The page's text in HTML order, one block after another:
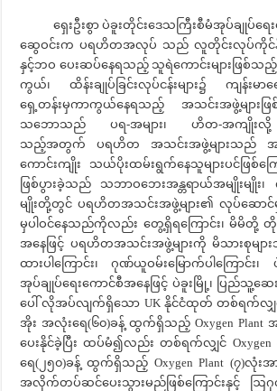
ရှေးဦးစွာ ပဲခူးတိုင်းဒေသကြီးစီမံအုပ်ချုပ်ရေးက
ဆွေဝင်းက ပရဟိတအလုပ် သည် လူတိုင်းလုပ်ကိုင်နိုင်
နှင့်ဘဝ ပေးဆပ်နေရသည့် သူရဲကောင်းများဖြစ်သ
ကွယ်၊ ထိန်းချုပ်ခြင်းလုပ်ငန်းများ၌ ကျန်းမာရ
ရှေ့တန်းမှကာကွယ်နေရသည့် အသင်းအဖွဲ့များဖြ
သဘောသည် ပရ-အများ၊ ဟိတ-အကျိုးလို့
သည့်အတွက် ပရဟိတ အသင်းအဖွဲ့များသည် အမျ
ကောင်းကျိုး သယ်ပိုးထမ်းရွက်နေသူများပင်ဖြစ်ကြေ
ဖြစ်ပွားခဲ့သည် သဘာဝဘေးအန္တရာယ်အမျိုးမျိုး၊
မျိုးတို့တွင် ပရဟိတအသင်းအဖွဲ့များ၏ လုပ်ဆော
မှပါဝင်နေသည်ကိုလည်း တွေ့ရှိရကြောင်း၊ မိမိတို့ တို
အနေဖြင့် ပရဟိတအသင်းအဖွဲ့များကို မိသားစုမ
ထားပါကြောင်း၊ ဂုဏ်ယူဝမ်းမြောက်ပါကြောင်း၊
အုပ်ချုပ်ရေးကောင်စီအနေဖြင့် ပဲခူးမြို့၊ ပြည်သူ့
ပေါ် လိုအပ်လျက်ရှိသော UK နိုင်ငံထုတ် တစ်ရက်လျှင်
အိုး အလုံးရေ(၆၀)ခန့် ထွက်ရှိသည့် Oxygen Plant
ပေးနိုင်ခဲ့ပြီး ထပ်မံ၍လည်း တစ်ရက်လျှင်
ရေ(၂၅၀)ခန့် ထွက်ရှိသည့် Oxygen Plant (၇)လုံးအာ
အလိုက်တပ်ဆင်ပေးသွားမည်ဖြစ်ကြောင်းနှင့်